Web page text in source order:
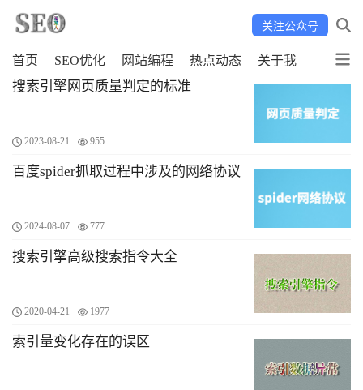
关注公众号
首页 SEO优化 网站编程 热点动态 关于我
搜索引擎网页质量判定的标准
2023-08-21 955
百度spider抓取过程中涉及的网络协议
2024-08-07 777
搜索引擎高级搜索指令大全
2020-04-21 1977
索引量变化存在的误区